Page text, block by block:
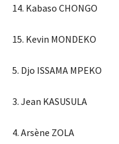
14. Kabaso CHONGO
15. Kevin MONDEKO
5. Djo ISSAMA MPEKO
3. Jean KASUSULA
4. Arsène ZOLA